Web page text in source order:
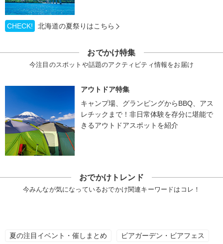
CHECK! 北海道の夏祭りはこちら
おでかけ特集
今注目のスポットや話題のアクティビティ情報をお届け
アウトドア特集
キャンプ場、グランピングからBBQ、アス
レチックまで！非日常体験を存分に堪能で
きるアウトドアスポットを紹介
おでかけトレンド
今みんなが気になっているおでかけ関連キーワードはコレ！
夏の注目イベント・催しまとめ ビアガーデン・ビアフェス